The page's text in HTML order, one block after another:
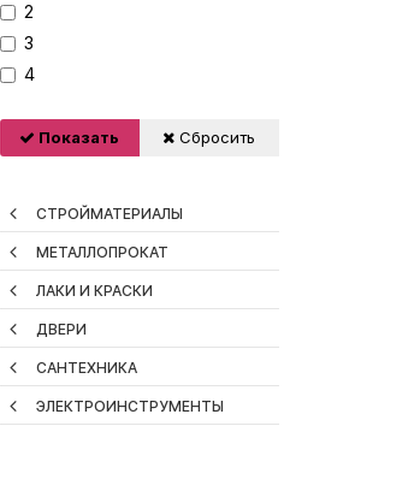
2
3
4
Показать Сбросить
СТРОЙМАТЕРИАЛЫ
МЕТАЛЛОПРОКАТ
ЛАКИ И КРАСКИ
ДВЕРИ
САНТЕХНИКА
ЭЛЕКТРОИНСТРУМЕНТЫ